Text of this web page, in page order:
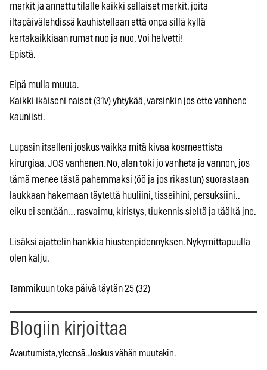
merkit ja annettu tilalle kaikki sellaiset merkit, joita
iltapäivälehdissä kauhistellaan että onpa sillä kyllä
kertakaikkiaan rumat nuo ja nuo. Voi helvetti!
Epistä.
Eipä mulla muuta.
Kaikki ikäiseni naiset (31v) yhtykää, varsinkin jos ette vanhene
kauniisti.
Lupasin itselleni joskus vaikka mitä kivaa kosmeettista
kirurgiaa, JOS vanhenen. No, alan toki jo vanheta ja vannon, jos
tämä menee tästä pahemmaksi (öö ja jos rikastun) suorastaan
laukkaan hakemaan täytettä huuliini, tisseihini, persuksiini..
eiku ei sentään… rasvaimu, kiristys, tiukennis sieltä ja täältä jne.
Lisäksi ajattelin hankkia hiustenpidennyksen. Nykymittapuulla
olen kalju.
Tammikuun toka päivä täytän 25 (32)
Blogiin kirjoittaa
Avautumista, yleensä. Joskus vähän muutakin.